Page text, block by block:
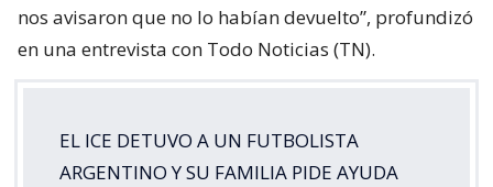
nos avisaron que no lo habían devuelto”, profundizó
en una entrevista con Todo Noticias (TN).
EL ICE DETUVO A UN FUTBOLISTA
ARGENTINO Y SU FAMILIA PIDE AYUDA